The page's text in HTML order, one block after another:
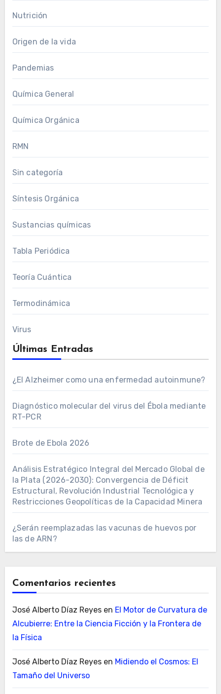
Nutrición
Origen de la vida
Pandemias
Química General
Química Orgánica
RMN
Sin categoría
Síntesis Orgánica
Sustancias químicas
Tabla Periódica
Teoría Cuántica
Termodinámica
Virus
Últimas Entradas
¿El Alzheimer como una enfermedad autoinmune?
Diagnóstico molecular del virus del Ébola mediante
RT-PCR
Brote de Ebola 2026
Análisis Estratégico Integral del Mercado Global de
la Plata (2026-2030): Convergencia de Déficit
Estructural, Revolución Industrial Tecnológica y
Restricciones Geopolíticas de la Capacidad Minera
¿Serán reemplazadas las vacunas de huevos por
las de ARN?
Comentarios recientes
José Alberto Díaz Reyesen El Motor de Curvatura de
Alcubierre: Entre la Ciencia Ficción y la Frontera de
la Física
José Alberto Díaz Reyesen Midiendo el Cosmos: El
Tamaño del Universo